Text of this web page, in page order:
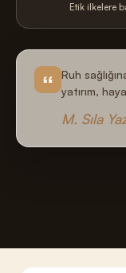
Etik ilkelere
Ruh
yatırım,
M. Sıla